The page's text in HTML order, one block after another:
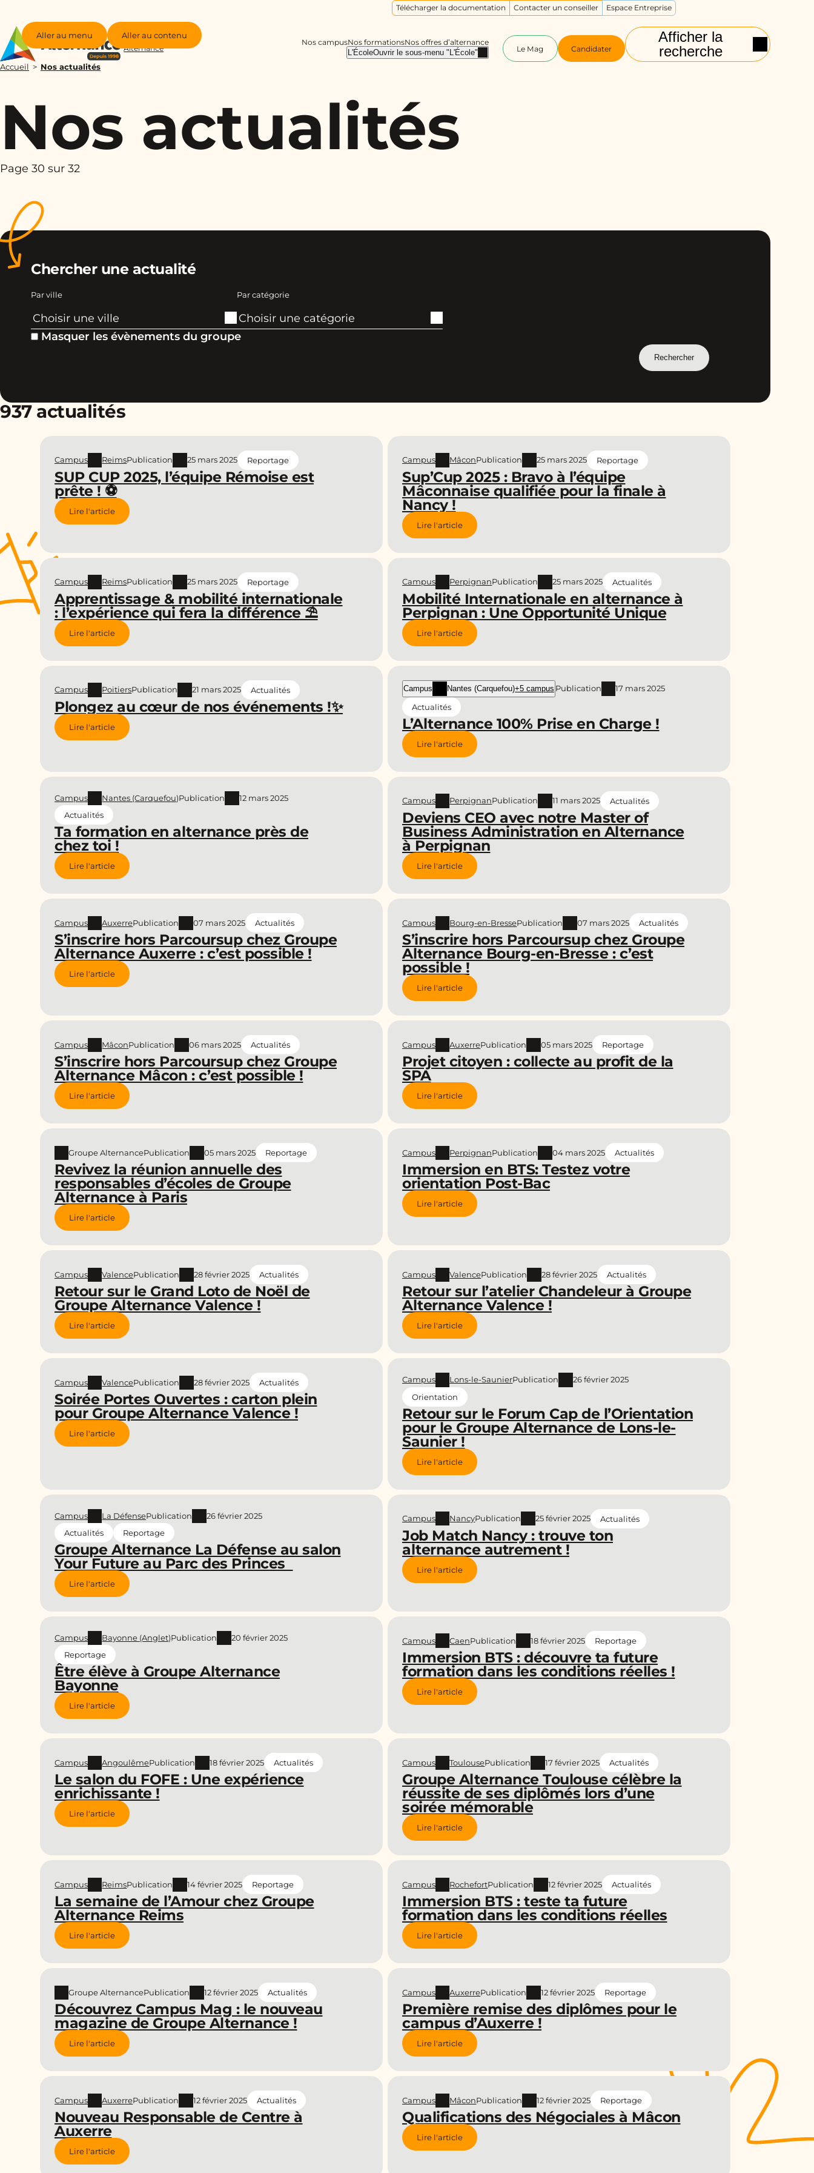
Aller au menu Aller au contenu
Groupe
Alternance
Afficher la
recherche
Nos campusNos formationsNos offres d’alternance
L'ÉcoleOuvrir le sous-menu "L'École" Le Mag Candidater
Télécharger la documentation Contacter un conseiller Espace Entreprise
Accueil Nos actualités
Nos actualités
Page 30 sur 32
Chercher une actualité
Par ville Par catégorie
Masquer les évènements du groupe
937 actualités
SUP CUP 2025, l’équipe Rémoise est
prête ! ⚽️
Campus ReimsPublication 25 mars 2025 Reportage
Lire l'article
Sup’Cup 2025 : Bravo à l’équipe
Mâconnaise qualifiée pour la finale à
Nancy !
Campus MâconPublication 25 mars 2025 Reportage
Lire l'article
Apprentissage & mobilité internationale
: l’expérience qui fera la différence ⛱️
Campus ReimsPublication 25 mars 2025 Reportage
Lire l'article
Mobilité Internationale en alternance à
Perpignan : Une Opportunité Unique
Campus PerpignanPublication 25 mars 2025 Actualités
Lire l'article
Plongez au cœur de nos événements !✨
Campus PoitiersPublication 21 mars 2025 Actualités
Lire l'article L’Alternance 100% Prise en Charge !
Campus Nantes (Carquefou)+5 campus Publication
17 mars 2025
Actualités
Lire l'article
Ta formation en alternance près de
chez toi !
Campus Nantes (Carquefou)Publication
12 mars 2025
Actualités
Lire l'article
Deviens CEO avec notre Master of
Business Administration en Alternance
à Perpignan
Campus PerpignanPublication 11 mars 2025 Actualités
Lire l'article
S’inscrire hors Parcoursup chez Groupe
Alternance Auxerre : c’est possible !
Campus AuxerrePublication 07 mars 2025 Actualités
Lire l'article
S’inscrire hors Parcoursup chez Groupe
Alternance Bourg-en-Bresse : c’est
possible !
Campus Bourg-en-BressePublication 07 mars 2025 Actualités
Lire l'article
S’inscrire hors Parcoursup chez Groupe
Alternance Mâcon : c’est possible !
Campus MâconPublication 06 mars 2025 Actualités
Lire l'article
Projet citoyen : collecte au profit de la
SPA
Campus AuxerrePublication 05 mars 2025 Reportage
Lire l'article
Revivez la réunion annuelle des
responsables d’écoles de Groupe
Alternance à Paris
Groupe AlternancePublication 05 mars 2025 Reportage
Lire l'article
Immersion en BTS: Testez votre
orientation Post-Bac
Campus PerpignanPublication 04 mars 2025 Actualités
Lire l'article
Retour sur le Grand Loto de Noël de
Groupe Alternance Valence !
Campus ValencePublication 28 février 2025 Actualités
Lire l'article
Retour sur l’atelier Chandeleur à Groupe
Alternance Valence !
Campus ValencePublication 28 février 2025 Actualités
Lire l'article
Soirée Portes Ouvertes : carton plein
pour Groupe Alternance Valence !
Campus ValencePublication 28 février 2025 Actualités
Lire l'article
Retour sur le Forum Cap de l’Orientation
pour le Groupe Alternance de Lons-le-
Saunier !
Campus Lons-le-SaunierPublication
26 février 2025
Orientation
Lire l'article
Groupe Alternance La Défense au salon
Your Future au Parc des Princes
Campus La DéfensePublication
26 février 2025
Actualités
Reportage
Lire l'article
Job Match Nancy : trouve ton
alternance autrement !
Campus NancyPublication 25 février 2025 Actualités
Lire l'article
Être élève à Groupe Alternance
Bayonne
Campus Bayonne (Anglet)Publication
20 février 2025
Reportage
Lire l'article
Immersion BTS : découvre ta future
formation dans les conditions réelles !
Campus CaenPublication 18 février 2025 Reportage
Lire l'article
Le salon du FOFE : Une expérience
enrichissante !
Campus AngoulêmePublication 18 février 2025 Actualités
Lire l'article
Groupe Alternance Toulouse célèbre la
réussite de ses diplômés lors d’une
soirée mémorable
Campus ToulousePublication 17 février 2025 Actualités
Lire l'article
La semaine de l’Amour chez Groupe
Alternance Reims
Campus ReimsPublication 14 février 2025 Reportage
Lire l'article
Immersion BTS : teste ta future
formation dans les conditions réelles
Campus RochefortPublication 12 février 2025 Actualités
Lire l'article
Découvrez Campus Mag : le nouveau
magazine de Groupe Alternance !
Groupe AlternancePublication 12 février 2025 Actualités
Lire l'article
Première remise des diplômes pour le
campus d’Auxerre !
Campus AuxerrePublication 12 février 2025 Reportage
Lire l'article
Nouveau Responsable de Centre à
Auxerre
Campus AuxerrePublication 12 février 2025 Actualités
Lire l'article
Qualifications des Négociales à Mâcon
Campus MâconPublication 12 février 2025 Reportage
Lire l'article